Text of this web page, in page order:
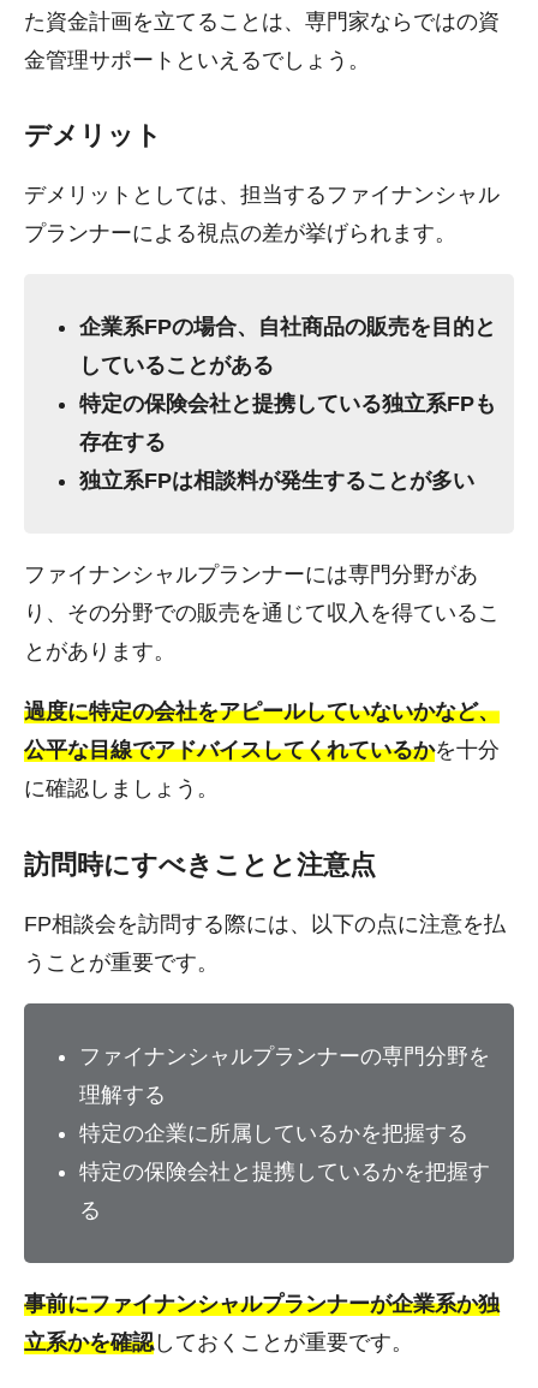
た資金計画を立てることは、専門家ならではの資
金管理サポートといえるでしょう。
デメリット
デメリットとしては、担当するファイナンシャル
プランナーによる視点の差が挙げられます。
企業系FPの場合、自社商品の販売を目的と
していることがある
特定の保険会社と提携している独立系FPも
存在する
独立系FPは相談料が発生することが多い
ファイナンシャルプランナーには専門分野があ
り、その分野での販売を通じて収入を得ているこ
とがあります。
過度に特定の会社をアピールしていないかなど、
公平な目線でアドバイスしてくれているかを十分
に確認しましょう。
訪問時にすべきことと注意点
FP相談会を訪問する際には、以下の点に注意を払
うことが重要です。
ファイナンシャルプランナーの専門分野を
理解する
特定の企業に所属しているかを把握する
特定の保険会社と提携しているかを把握す
る
事前にファイナンシャルプランナーが企業系か独
立系かを確認しておくことが重要です。